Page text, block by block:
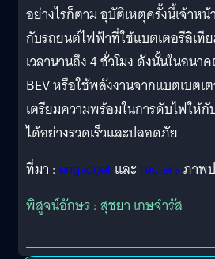
อย่างไรก็ตาม อุบัติเหตุครั้งนี้เจ้าห
กับรถยนต์ไฟฟ้าที่ใช้แบตเตอรีลิเที
เวลานานถึง 4 ชั่วโมง ดังนั้นในอน
BEV หรือใช้พลังงานจากแบตเบต
เตรียมความพร้อมในการดับไฟให้
ได้อย่างรวดเร็วและปลอดภัย
ที่มา : engadgetและreutersภาพ
พิสูจน์อักษร : สุชยา เกษจำรัส